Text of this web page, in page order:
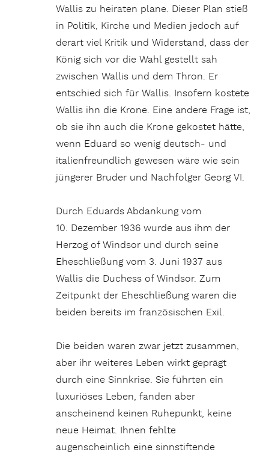
Wallis zu heiraten plane. Dieser Plan stieß
in Politik, Kirche und Medien jedoch auf
derart viel Kritik und Widerstand, dass der
König sich vor die Wahl gestellt sah
zwischen Wallis und dem Thron. Er
entschied sich für Wallis. Insofern kostete
Wallis ihn die Krone. Eine andere Frage ist,
ob sie ihn auch die Krone gekostet hätte,
wenn Eduard so wenig deutsch- und
italienfreundlich gewesen wäre wie sein
jüngerer Bruder und Nachfolger Georg VI.
Durch Eduards Abdankung vom
10. Dezember 1936 wurde aus ihm der
Herzog of Windsor und durch seine
Eheschließung vom 3. Juni 1937 aus
Wallis die Duchess of Windsor. Zum
Zeitpunkt der Eheschließung waren die
beiden bereits im französischen Exil.
Die beiden waren zwar jetzt zusammen,
aber ihr weiteres Leben wirkt geprägt
durch eine Sinnkrise. Sie führten ein
luxuriöses Leben, fanden aber
anscheinend keinen Ruhepunkt, keine
neue Heimat. Ihnen fehlte
augenscheinlich eine sinnstiftende